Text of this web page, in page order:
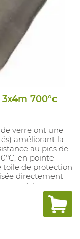
700°c
verre ont une
améliorant la
au pics de
en pointe
toile de protection
directement
où les
coupe. La toile
3m